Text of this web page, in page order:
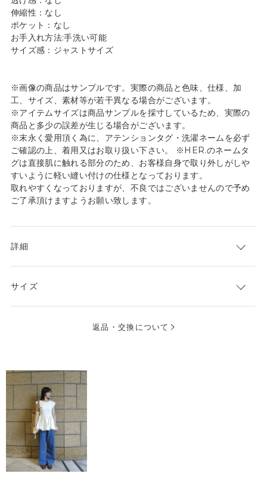
伸縮性：なし
ポケット：なし
お手入れ方法:手洗い可能
サイズ感：ジャストサイズ
※画像の商品はサンプルです。実際の商品と色味、仕様、加
工、サイズ、素材等が若干異なる場合がございます。
※アイテムサイズは商品サンプルを採寸しているため、実際の
商品と多少の誤差が生じる場合がございます。
※末永く愛用頂く為に、アテンションタグ・洗濯ネームを必ず
ご確認の上、着用又はお取り扱い下さい。 ※HER.のネームタ
グは直接肌に触れる部分のため、お客様自身で取り外しがしや
すいように軽い縫い付けの仕様となっております。
取れやすくなっておりますが、不良ではございませんので予め
ご了承頂けますようお願い致します。
詳細
サイズ
返品・交換について